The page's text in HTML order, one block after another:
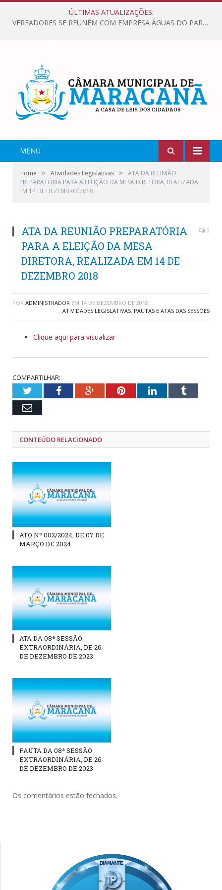
ÚLTIMAS ATUALIZAÇÕES:
VEREADORES SE REUNÉM COM EMPRESA ÁGUAS DO PARÁ, PARA APRESENTAR REIVINDICAÇÕES E MELHORIAS NA QUALIDADE DOS SERVIÇOS OFERECIDOS Á POPULAÇÃO.
MENU
Home » Atividades Legislativas »
ATA DA REUNIÃO
PREPARATÓRIA PARA A ELEIÇÃO DA MESA DIRETORA, REALIZADA
EM 14 DE DEZEMBRO 2018
ATA DA REUNIÃO PREPARATÓRIA
PARA A ELEIÇÃO DA MESA
DIRETORA, REALIZADA EM 14 DE
DEZEMBRO 2018
0
POR ADMINISTRADOR EM 14 DE DEZEMBRO DE 2018
ATIVIDADES LEGISLATIVAS, PAUTAS E ATAS DAS SESSÕES
Clique aqui para visualizar
COMPARTILHAR:
TwitterFacebookGoogle+PinterestLinkedInTumblr
Email
CONTEÚDO RELACIONADO
ATO Nº 002/2024, DE 07 DE
MARÇO DE 2024
ATA DA 08ª SESSÃO
EXTRAORDINÁRIA, DE 26
DE DEZEMBRO DE 2023
PAUTA DA 08ª SESSÃO
EXTRAORDINÁRIA, DE 26
DE DEZEMBRO DE 2023
Os comentários estão fechados.